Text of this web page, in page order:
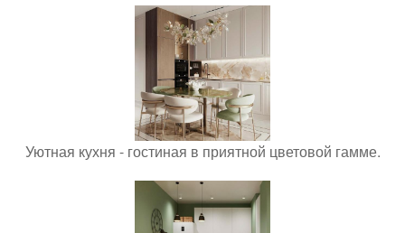
Уютная кухня - гостиная в приятной цветовой гамме.